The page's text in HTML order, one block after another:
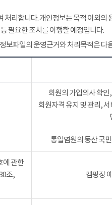
리합니다. 개인정보는 목적 이외의
필요한 조치를 이행할 예정입니다.
보파일의 운영근거와 처리목적은 다
회원의 가입의사 확
회원자격 유지 및 관리,
통일염원의 동산 국
에 관한
조,
캠핑장